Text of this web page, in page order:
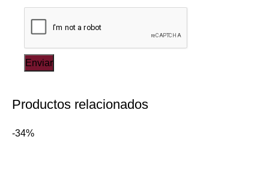
Productos relacionados
-34%